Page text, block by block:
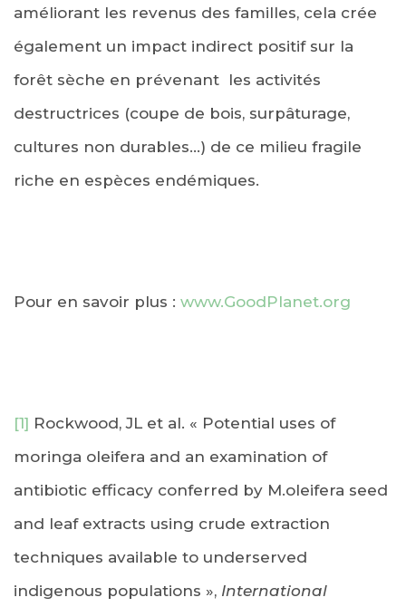
améliorant les revenus des familles, cela crée
également un impact indirect positif sur la
forêt sèche en prévenant les activités
destructrices (coupe de bois, surpâturage,
cultures non durables…) de ce milieu fragile
riche en espèces endémiques.
Pour en savoir plus : www.GoodPlanet.org
[1] Rockwood, JL et al. « Potential uses of
moringa oleifera and an examination of
antibiotic efficacy conferred by M.oleifera seed
and leaf extracts using crude extraction
techniques available to underserved
indigenous populations », International